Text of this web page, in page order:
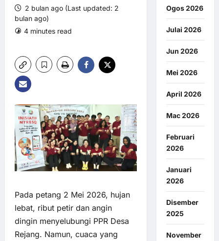
2 bulan ago (Last updated: 2
bulan ago)
4 minutes read
Pada petang 2 Mei 2026, hujan
lebat, ribut petir dan angin
dingin menyelubungi PPR Desa
Rejang. Namun, cuaca yang
Ogos 2026
Julai 2026
Jun 2026
Mei 2026
April 2026
Mac 2026
Februari
2026
Januari
2026
Disember
2025
November